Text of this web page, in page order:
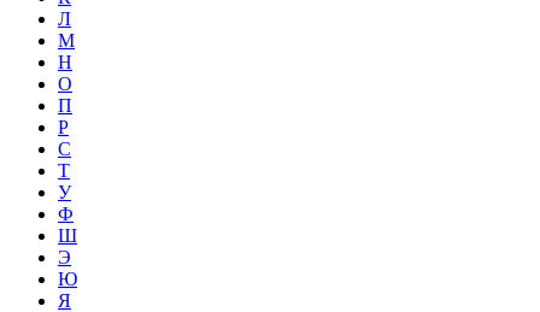
Л
М
Н
О
П
Р
С
Т
У
Ф
Ш
Э
Ю
Я